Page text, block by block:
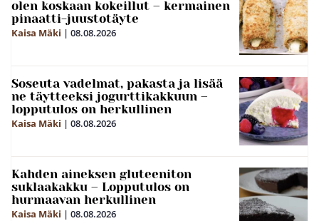
olen koskaan kokeillut – kermainen
pinaatti-juustotäyte
Kaisa Mäki | 08.08.2026
Soseuta vadelmat, pakasta ja lisää
ne täytteeksi jogurttikakkuun –
lopputulos on herkullinen
Kaisa Mäki | 08.08.2026
Kahden aineksen gluteeniton
suklaakakku – Lopputulos on
hurmaavan herkullinen
Kaisa Mäki | 08.08.2026